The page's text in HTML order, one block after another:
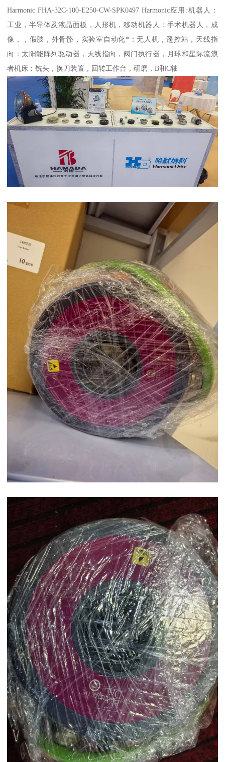
Harmonic FHA-32C-100-E250-CW-SPK0497 Harmonic应用:机器人：
工业，半导体及液晶面板，人形机，移动机器人：手术机器人，成
像，，假肢，外骨骼，实验室自动化*：无人机，遥控站，天线指
向：太阳能阵列驱动器，天线指向，阀门执行器，月球和星际流浪
者机床：铣头，换刀装置，回转工作台，研磨，B和C轴